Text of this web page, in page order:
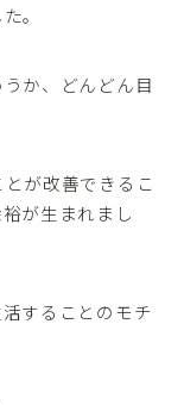
。
か、どんどん目
が改善できるこ
が生まれまし
することのモチ